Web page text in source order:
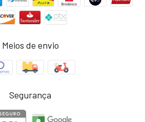
Meios de envio
Segurança